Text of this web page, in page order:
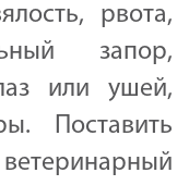
рвота,
запор,
или ушей,
Поставить